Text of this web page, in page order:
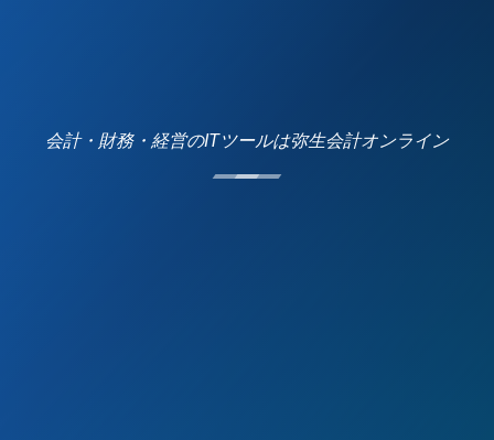
会計・財務・経営のITツールは弥生会計オンライン